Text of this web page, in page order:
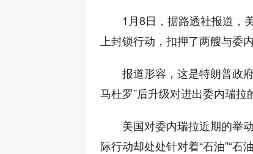
1月8日，据路透社报道，
上封锁行动，扣押了两艘与委
报道形容，这是特朗普政
马杜罗”后升级对进出委内瑞拉
美国对委内瑞拉近期的举
际行动却处处针对着“石油”“石油